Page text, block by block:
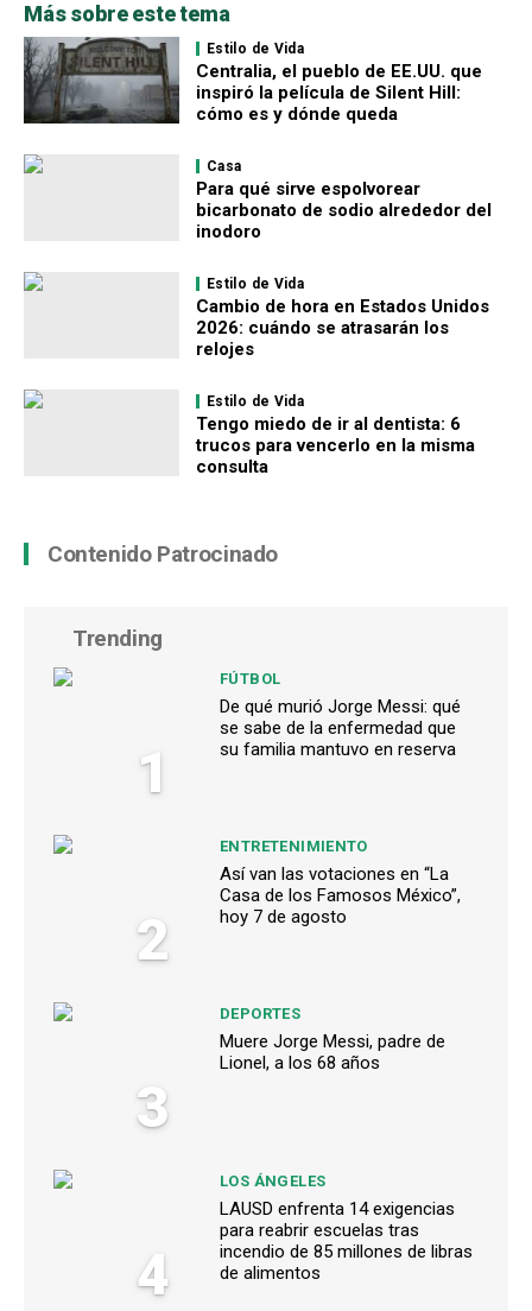
Más sobre este tema
Estilo de Vida
Centralia, el pueblo de EE.UU. que
inspiró la película de Silent Hill:
cómo es y dónde queda
Casa
Para qué sirve espolvorear
bicarbonato de sodio alrededor del
inodoro
Estilo de Vida
Cambio de hora en Estados Unidos
2026: cuándo se atrasarán los
relojes
Estilo de Vida
Tengo miedo de ir al dentista: 6
trucos para vencerlo en la misma
consulta
Contenido Patrocinado
Trending
1
FÚTBOL
De qué murió Jorge Messi: qué
se sabe de la enfermedad que
su familia mantuvo en reserva
2
ENTRETENIMIENTO
Así van las votaciones en “La
Casa de los Famosos México”,
hoy 7 de agosto
3
DEPORTES
Muere Jorge Messi, padre de
Lionel, a los 68 años
4
LOS ÁNGELES
LAUSD enfrenta 14 exigencias
para reabrir escuelas tras
incendio de 85 millones de libras
de alimentos